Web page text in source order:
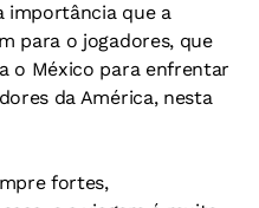
importância que a
para o jogadores, que
o México para enfrentar
da América, nesta
fortes,